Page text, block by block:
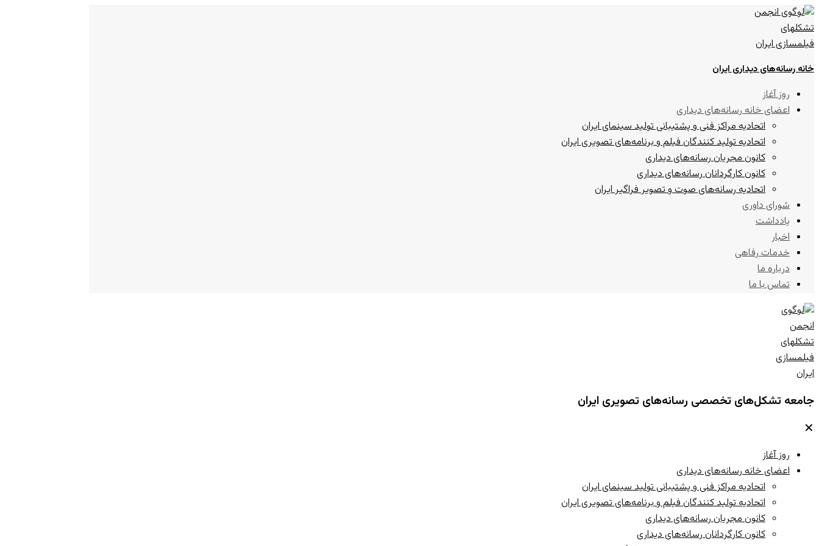
خانه رسانه‌های دیداری ایران
روز آغاز
اعضای خانه رسانه‌های دیداری
اتحادیه مراکز فنی و پشتیبانی تولید سینمای ایران
اتحادیه تولید کنندگان فیلم و برنامه‌های تصویری ایران
کانون مجریان رسانه‌های دیداری
کانون کارگردانان رسانه‌های دیداری
اتحادیه رسانه‌های صوت و تصویر فراگیر ایران
شورای داوری
یادداشت
اخبار
خدمات رفاهی
درباره ما
تماس با ما
جامعه تشکل‌های تخصصی رسانه‌های تصویری ایران
✕
روز آغاز
اعضای خانه رسانه‌های دیداری
اتحادیه مراکز فنی و پشتیبانی تولید سینمای ایران
اتحادیه تولید کنندگان فیلم و برنامه‌های تصویری ایران
کانون مجریان رسانه‌های دیداری
کانون کارگردانان رسانه‌های دیداری